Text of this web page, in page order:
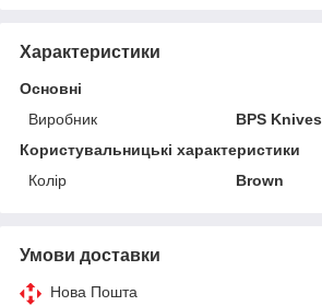
Характеристики
Основні
Виробник
BPS Knives
Користувальницькі характеристики
Колір
Brown
Умови доставки
Нова Пошта